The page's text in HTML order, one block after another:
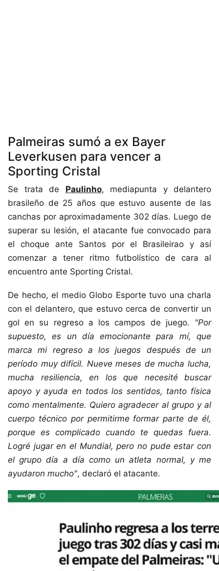
Palmeiras sumó a ex Bayer
Leverkusen para vencer a
Sporting Cristal
Se trata de Paulinho, mediapunta y delantero
brasileño de 25 años que estuvo ausente de las
canchas por aproximadamente 302 días. Luego de
superar su lesión, el atacante fue convocado para
el choque ante Santos por el Brasileirao y así
comenzar a tener ritmo futbolístico de cara al
encuentro ante Sporting Cristal.
De hecho, el medio Globo Esporte tuvo una charla
con el delantero, que estuvo cerca de convertir un
gol en su regreso a los campos de juego. "Por
supuesto, es un día emocionante para mí, que
marca mi regreso a los juegos después de un
período muy difícil. Nueve meses de mucha lucha,
mucha resiliencia, en los que necesité buscar
apoyo y ayuda en todos los sentidos, tanto física
como mentalmente. Quiero agradecer al grupo y al
cuerpo técnico por permitirme formar parte de él,
porque es complicado cuando te quedas fuera.
Logré jugar en el Mundial, pero no pude estar con
el grupo día a día como un atleta normal, y me
ayudaron mucho", declaró el atacante.